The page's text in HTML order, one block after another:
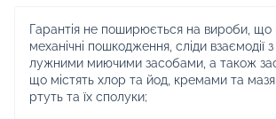
Гарантія не поширюється на вироби,
механічні пошкодження, сліди взаємодії з
лужними миючими засобами, а також
що містять хлор та йод, кремами та
ртуть та їх сполуки;